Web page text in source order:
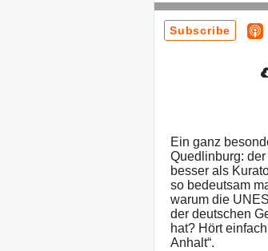
Subscribe
Ein ganz
Quedlinburg:
besser als
so bedeutsam
warum die
der deutschen
hat? Hört
Anhalt“.